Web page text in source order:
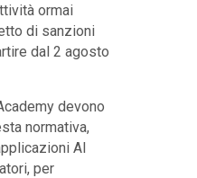
ormai
di sanzioni
dal 2 agosto
devono
normativa,
AI
per